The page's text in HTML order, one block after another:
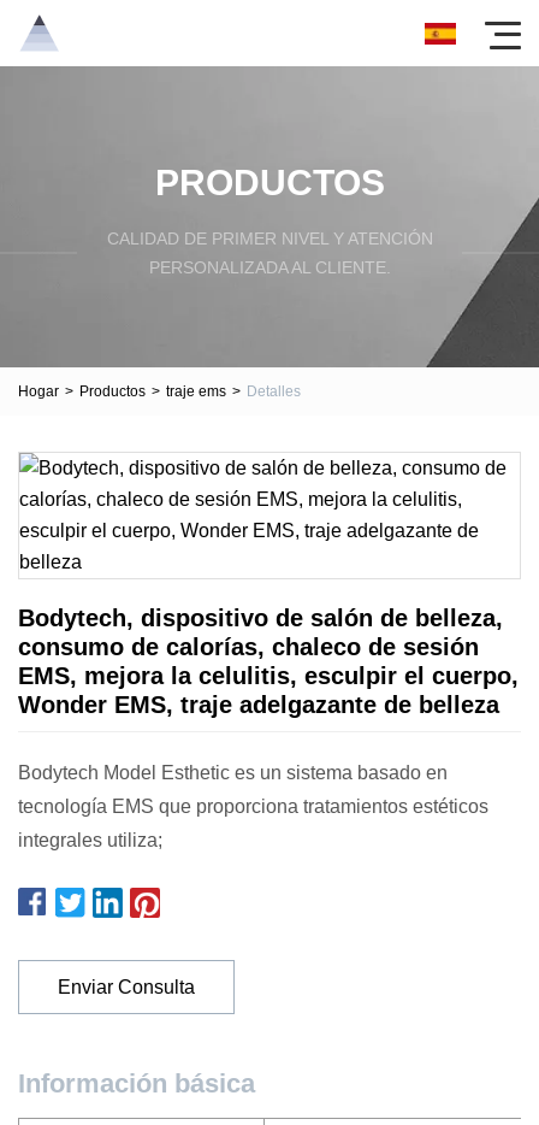
PRODUCTOS
CALIDAD DE PRIMER NIVEL Y ATENCIÓN
PERSONALIZADA AL CLIENTE.
Hogar > Productos > traje ems > Detalles
Bodytech, dispositivo de salón de belleza,
consumo de calorías, chaleco de sesión
EMS, mejora la celulitis, esculpir el cuerpo,
Wonder EMS, traje adelgazante de belleza
Bodytech Model Esthetic es un sistema basado en
tecnología EMS que proporciona tratamientos estéticos
integrales utiliza;
Enviar Consulta
Información básica